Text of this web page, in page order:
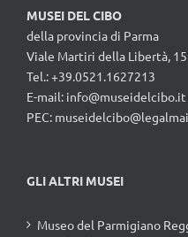
MUSEI DEL CIBO
della provincia di Parma
Viale Martiri della Libertà,
Tel.: +39.0521.1627213
E-mail: info@museidelcibo.it
PEC:
GLI ALTRI MUSEI
Museo del Parmigiano